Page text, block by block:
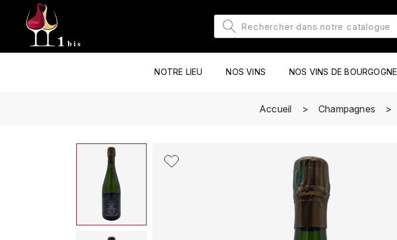
NOTRE LIEU NOS VINS NOS VINS DE BOURGOGNE
Accueil Champagnes